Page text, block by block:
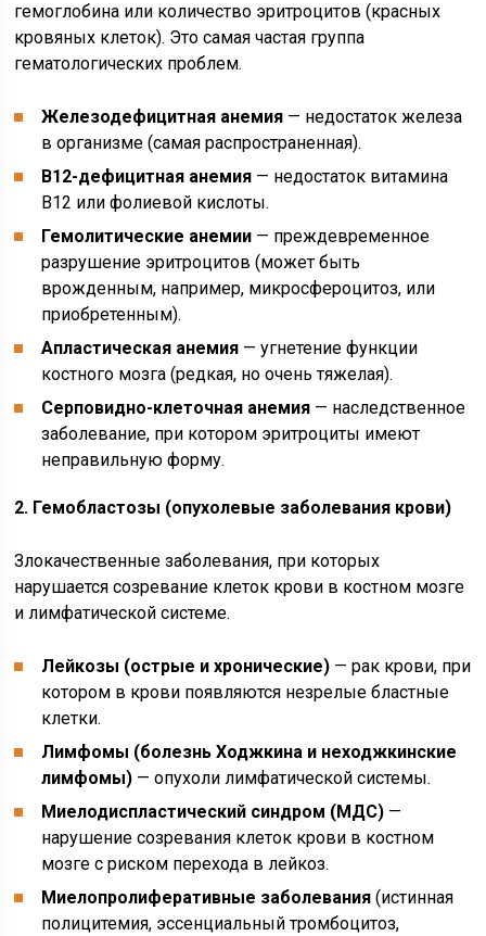
гемоглобина или количество эритроцитов (красных
кровяных клеток). Это самая частая группа
гематологических проблем.
Железодефицитная анемия — недостаток железа
в организме (самая распространенная).
В12-дефицитная анемия — недостаток витамина
В12 или фолиевой кислоты.
Гемолитические анемии — преждевременное
разрушение эритроцитов (может быть
врожденным, например, микросфероцитоз, или
приобретенным).
Апластическая анемия — угнетение функции
костного мозга (редкая, но очень тяжелая).
Серповидно-клеточная анемия — наследственное
заболевание, при котором эритроциты имеют
неправильную форму.
2. Гемобластозы (опухолевые заболевания крови)
Злокачественные заболевания, при которых
нарушается созревание клеток крови в костном мозге
и лимфатической системе.
Лейкозы (острые и хронические) — рак крови, при
котором в крови появляются незрелые бластные
клетки.
Лимфомы (болезнь Ходжкина и неходжкинские
лимфомы) — опухоли лимфатической системы.
Миелодиспластический синдром (МДС) —
нарушение созревания клеток крови в костном
мозге с риском перехода в лейкоз.
Миелопролиферативные заболевания (истинная
полицитемия, эссенциальный тромбоцитоз,